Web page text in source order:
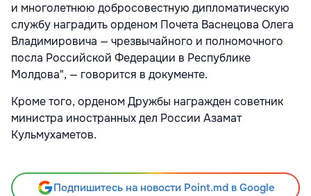
и многолетнюю добросовестную дипломатическую
службу наградить орденом Почета Васнецова Олега
Владимировича — чрезвычайного и полномочного
посла Российской Федерации в Республике
Молдова", — говорится в документе.
Кроме того, орденом Дружбы награжден советник
министра иностранных дел России Азамат
Кульмухаметов.
Подпишитесь на новости Point.md в Google